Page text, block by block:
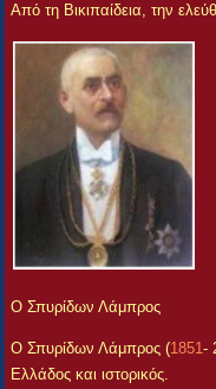
Από τη Βικιπαίδεια, την
Ο Σπυρίδων Λάμπρος
Ο Σπυρίδων Λάμπρος (1851-
Ελλάδος και ιστορικός.